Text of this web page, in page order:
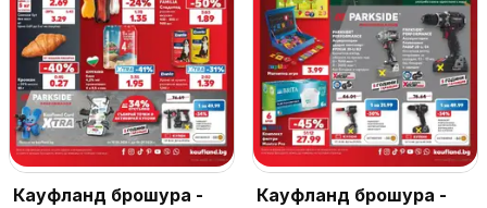
Кауфланд брошура -
Кауфланд брошура -